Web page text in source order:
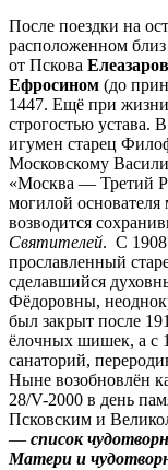
После поездки на
расположенном
от Пскова
Ефросином (до
1447. Ещё при жизни
строгостью устава.
игумен старец
Московскому
«Москва — Третий
могилой основателя
возводится
Святителей. С 1908
прославленный
сделавшийся
Фёдоровны,
был закрыт после
ёлочных шишек, а с
санаторий,
Ныне возобновлён
28/V-2000 в день
Псковским и
— список
Матери и